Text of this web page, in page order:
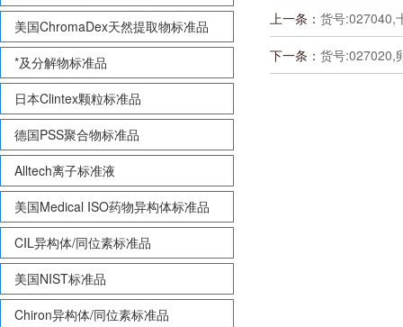
美国ChromaDex天然提取物标准品
*及分解物标准品
日本Clintex颗粒标准品
德国PSS聚合物标准品
Alltech离子标准液
美国Medical ISO药物异构体标准品
CIL异构体/同位素标准品
美国NIST标准品
Chiron异构体/同位素标准品
上一条： 货号:027040,
下一条： 货号:027020,